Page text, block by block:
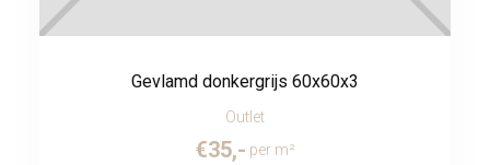
Gevlamd donkergrijs 60x60x3
Outlet
€35,- per m²